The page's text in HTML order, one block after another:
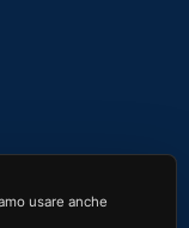
Privacy Policy
usare anche